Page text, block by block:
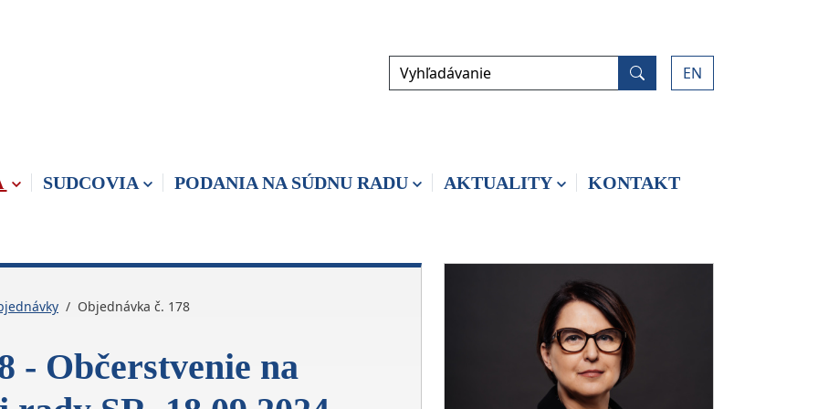
Vyhľadávanie
Vyhľadať
EN
SUDCOVIA PODANIA NA SÚDNU RADU AKTUALITY KONTAKT
Objednávka č. 178
- Občerstvenie na